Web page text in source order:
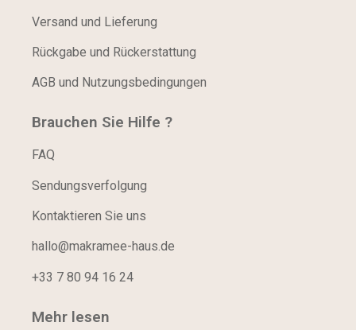
Versand und Lieferung
Rückgabe und Rückerstattung
AGB und Nutzungsbedingungen
Brauchen Sie Hilfe ?
FAQ
Sendungsverfolgung
Kontaktieren Sie uns
hallo@makramee-haus.de
+33 7 80 94 16 24
Mehr lesen